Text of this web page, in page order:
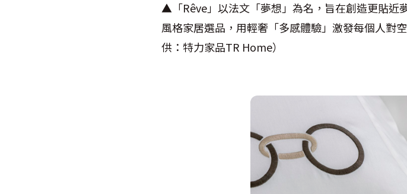
▲「Rêve」以法文「夢想」為名，旨在創造更貼近
風格家居選品，用輕奢「多感體驗」激發每個人對
供： 特力家品TR Home）